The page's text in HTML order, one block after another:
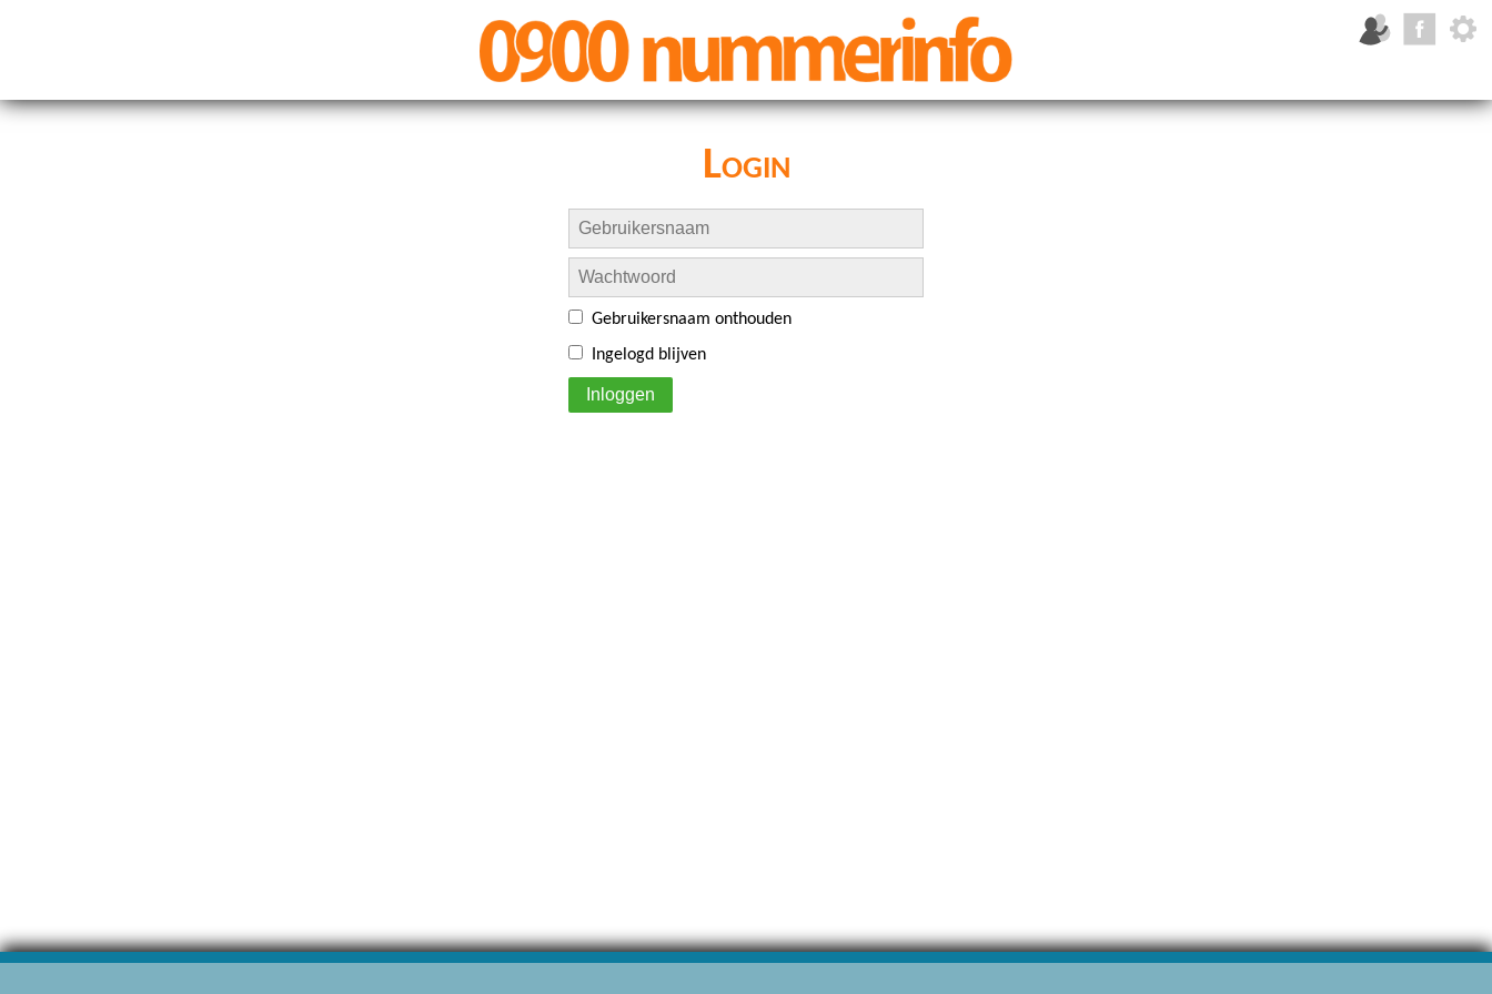
Login
Gebruikersnaam onthouden
Ingelogd blijven
Inloggen